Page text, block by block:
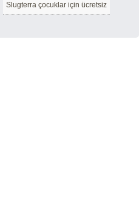
Slugterra çocuklar için ücretsiz